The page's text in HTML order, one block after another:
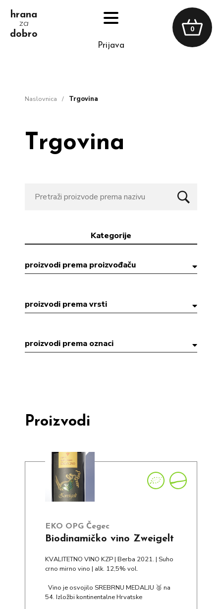
hrana
za
dobro
prijava
naslovnica / trgovina
Trgovina
Kategorije
proizvodi prema proizvođaču
proizvodi prema vrsti
proizvodi prema oznaci
Proizvodi
0
EKO OPG Čegec
Biodinamičko vino Zweigelt
KVALITETNO VINO KZP | Berba 2021. | Suho
crno mirno vino | alk. 12,5% vol.
Vino je osvojilo SREBRNU MEDALJU 🥈 na
54. Izložbi kontinentalne Hrvatske